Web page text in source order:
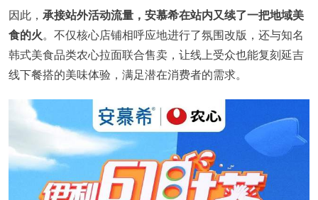
因此， 承接站外活动流量，安慕希在站内又续了一把地域美
食的火。不仅核心店铺相呼应地进行了氛围改版，还与知名
韩式美食品类农心拉面联合售卖，让线上受众也能复刻延吉
线下餐搭的美味体验，满足潜在消费者的需求。